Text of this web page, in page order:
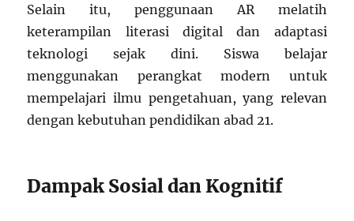
Selain itu, penggunaan AR melatih
keterampilan literasi digital dan adaptasi
teknologi sejak dini. Siswa belajar
menggunakan perangkat modern untuk
mempelajari ilmu pengetahuan, yang relevan
dengan kebutuhan pendidikan abad 21.
Dampak Sosial dan Kognitif